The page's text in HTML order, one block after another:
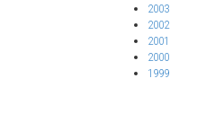
2003
2002
2001
2000
1999